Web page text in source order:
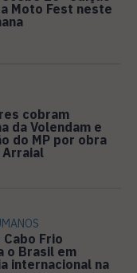
Moto Fest neste
cobram
da Volendam e
do MP por obra
Arraial
Frio
o Brasil em
internacional na